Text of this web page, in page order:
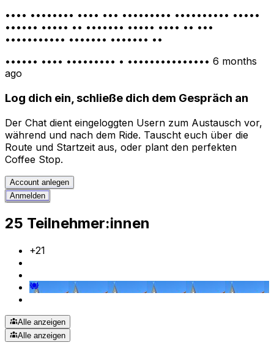
•••• •••••••• •••• ••• ••••••••• •••••••••• •••••
•••••• ••••• •• ••••••• ••••• •••• •• •••
••••••••••• ••••••• ••••••• ••
•••••• •••• ••••••••• • ••••••••••••••• 6 months
ago
Log dich ein, schließe dich dem Gespräch an
Der Chat dient eingeloggten Usern zum Austausch vor,
während und nach dem Ride. Tauscht euch über die
Route und Startzeit aus, oder plant den perfekten
Coffee Stop.
Account anlegen
Anmelden
25 Teilnehmer:innen
+21
Alle anzeigen
Alle anzeigen